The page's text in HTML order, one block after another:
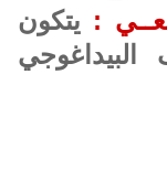
: يتكون